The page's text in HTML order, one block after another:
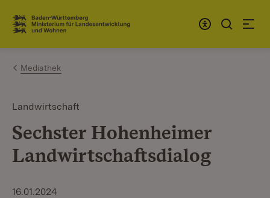
Zum Inhalt springen
Link zur Startseite
Mediathek
Landwirtschaft
Sechster Hohenheimer
Landwirtschaftsdialog
16.01.2024